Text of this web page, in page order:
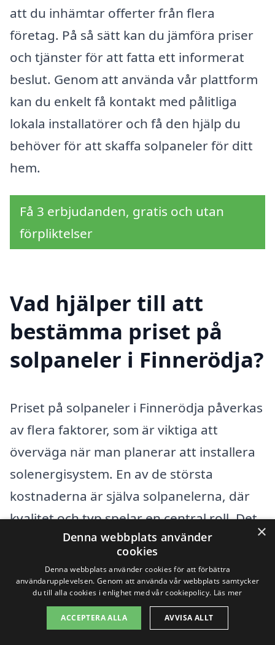
att du inhämtar offerter från flera
företag. På så sätt kan du jämföra priser
och tjänster för att fatta ett informerat
beslut. Genom att använda vår plattform
kan du enkelt få kontakt med pålitliga
lokala installatörer och få den hjälp du
behöver för att skaffa solpaneler för ditt
hem.
Få 3 erbjudanden, gratis och utan
förpliktelser
Vad hjälper till att
bestämma priset på
solpaneler i Finnerödja?
Priset på solpaneler i Finnerödja påverkas
av flera faktorer, som är viktiga att
överväga när man planerar att installera
solenergisystem. En av de största
kostnaderna är själva solpanelerna, där
kvalitet och typ spelar en central roll. Det
finns olika typer av solpaneler, inklusive
monokristallina, polykristallina och
tunnfilmspaneler, och varje typ kommer
med sina egna fördelar och prisnivåer.
Monokristallina paneler är ofta dyrare,
×
Denna webbplats använder
cookies
Denna webbplats använder cookies för att förbättra
användarupplevelsen. Genom att använda vår webbplats samtycker
du till alla cookies i enlighet med vår cookiepolicy. Läs mer
ACCEPTERA ALLA AVVISA ALLT